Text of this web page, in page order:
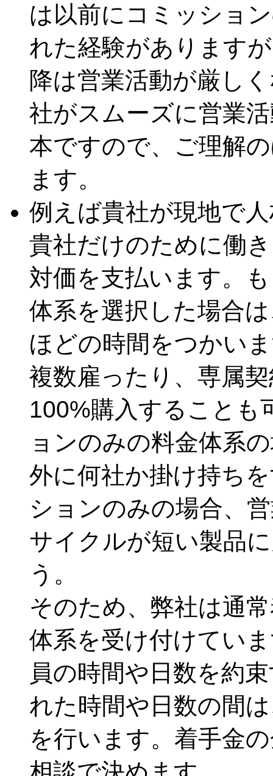
は以前にコミッショ
れた経験があります
降は営業活動が厳し
社がスムーズに営業
本ですので、ご理解
ます。
例えば貴社が現地で
貴社だけのために働
対価を支払います。
体系を選択した場合
ほどの時間をつかい
複数雇ったり、専属
100%購入することも
ョンのみの料金体系
外に何社か掛け持ち
ションのみの場合、
サイクルが短い製品
う。
そのため、弊社は通
体系を受け付けてい
員の時間や日数を約
れた時間や日数の間
を行います。着手金